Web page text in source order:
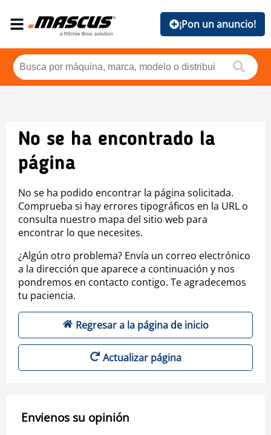
¡Pon un anuncio!
No se ha encontrado la
página
No se ha podido encontrar la página solicitada.
Comprueba si hay errores tipográficos en la URL o
consulta nuestro mapa del sitio web para
encontrar lo que necesites.
¿Algún otro problema? Envía un correo electrónico
a la dirección que aparece a continuación y nos
pondremos en contacto contigo. Te agradecemos
tu paciencia.
Regresar a la página de inicio
Actualizar página
Envienos su opinión